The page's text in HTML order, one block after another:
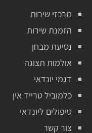
מרכזי שירות
הזמנת שירות
נסיעת מבחן
אולמות תצוגה
דגמי יונדאי
כלמוביל טרייד אין
טיפולים ליונדאי
צור קשר